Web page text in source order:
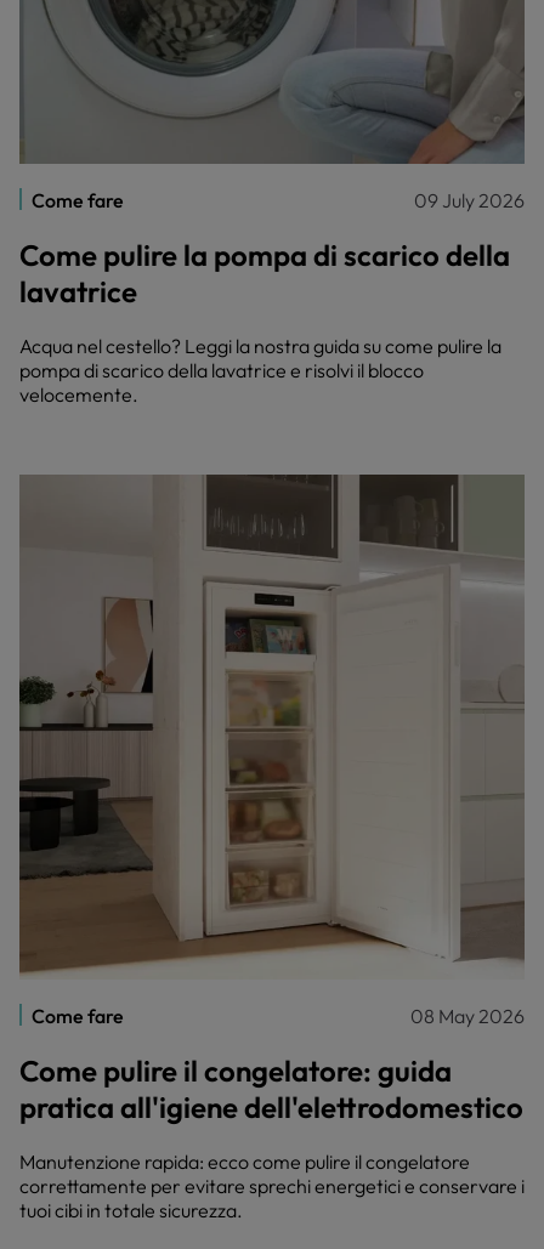
Come fare 09 July 2026
Come pulire la pompa di scarico della
lavatrice
Acqua nel cestello? Leggi la nostra guida su come pulire la
pompa di scarico della lavatrice e risolvi il blocco
velocemente.
Come fare 08 May 2026
Come pulire il congelatore: guida
pratica all'igiene dell'elettrodomestico
Manutenzione rapida: ecco come pulire il congelatore
correttamente per evitare sprechi energetici e conservare i
tuoi cibi in totale sicurezza.